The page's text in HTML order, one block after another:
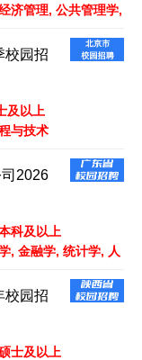
济管理, 公共管理学,
, 核科学与技术, 化
安全科学与工程, 环
校园招
及以上
与技术
2026
科及以上
, 金融学, 统计学, 人
校园招
士及以上